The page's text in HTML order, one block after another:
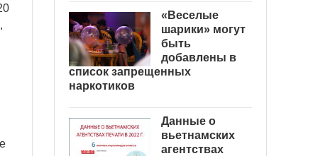
«Веселые
шарики» могут
быть
добавлены в
список запрещенных
наркотиков
Данные о
вьетнамских
агентствах